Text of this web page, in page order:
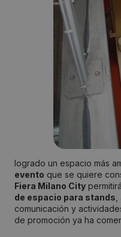
logrado un espacio más
evento que se quiere
Fiera Milano City
de espacio para stands
comunicación y
de promoción ya ha